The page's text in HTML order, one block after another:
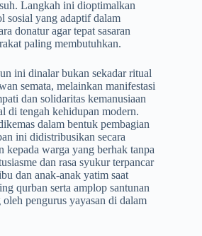
Langkah ini dioptimalkan
sosial yang adaptif dalam
donatur agar tepat sasaran
paling membutuhkan.
ini dinalar bukan sekadar ritual
semata, melainkan manifestasi
dan solidaritas kemanusiaan
di tengah kehidupan modern.
dalam bentuk pembagian
ini didistribusikan secara
kepada warga yang berhak tanpa
dan rasa syukur terpancar
dan anak-anak yatim saat
qurban serta amplop santunan
pengurus yayasan di dalam